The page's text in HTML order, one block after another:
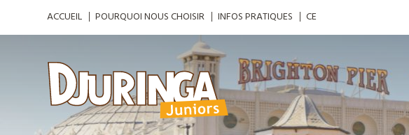
ACCUEIL POURQUOI NOUS CHOISIR INFOS PRATIQUES CE